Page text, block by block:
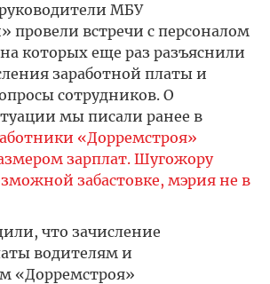
МБУ
провели встречи с персоналом
которых еще раз разъяснили
заработной платы и
сотрудников. О
мы писали ранее в
«Дорремстроя»
зарплат. Шугожору
забастовке, мэрия не в
что зачисление
водителям и
«Дорремстроя»